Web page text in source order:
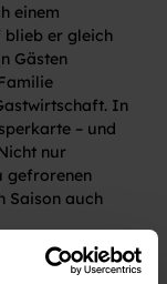
einem
blieb er gleich
Gästen
In
– und
nur
gefrorenen
Saison auch